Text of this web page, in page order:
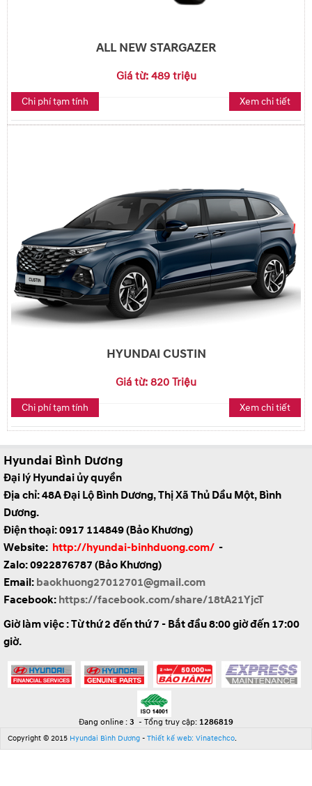
ALL NEW STARGAZER
Giá từ: 489 triệu
Chi phí tạm tính Xem chi tiết
HYUNDAI CUSTIN
Giá từ: 820 Triệu
Chi phí tạm tính Xem chi tiết
Hyundai Bình Dương
Đại lý Hyundai ủy quyền
Địa chỉ: 48A Đại Lộ Bình Dương, Thị Xã Thủ Dầu Một, Bình
Dương.
Điện thoại: 0917 114849 (Bảo Khương)
Website: http://hyundai-binhduong.com/ -
Zalo: 0922876787 (Bảo Khương)
Email: baokhuong27012701@gmail.com
Facebook: https://facebook.com/share/18tA21YjcT
Giờ làm việc : Từ thứ 2 đến thứ 7 - Bắt đầu 8:00 giờ đến 17:00
giờ.
Đang online : 3 - Tổng truy cập: 1286819
Copyright © 2015 Hyundai Bình Dương - Thiết kế web: Vinatechco.